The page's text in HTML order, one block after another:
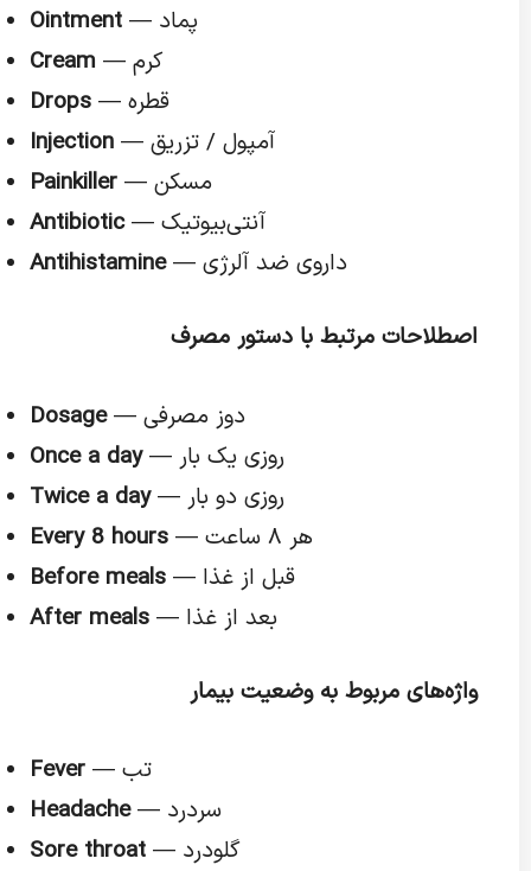
Ointment
— پماد
Cream
— کرم
Drops
— قطره
Injection
— آمپول / تزریق
Painkiller
— مسکن
Antibiotic
— آنتی‌بیوتیک
Antihistamine
— داروی ضد آلرژی
اصطلاحات مرتبط با دستور مصرف
Dosage
— دوز مصرفی
Once a day
— روزی یک بار
Twice a day
— روزی دو بار
Every 8 hours
— هر ۸ ساعت
Before meals
— قبل از غذا
After meals
— بعد از غذا
واژه‌های مربوط به وضعیت بیمار
Fever
— تب
Headache
— سردرد
Sore throat
— گلودرد